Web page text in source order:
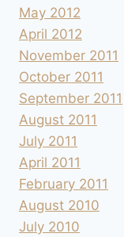
May 2012
April 2012
November 2011
October 2011
September 2011
August 2011
July 2011
April 2011
February 2011
August 2010
July 2010